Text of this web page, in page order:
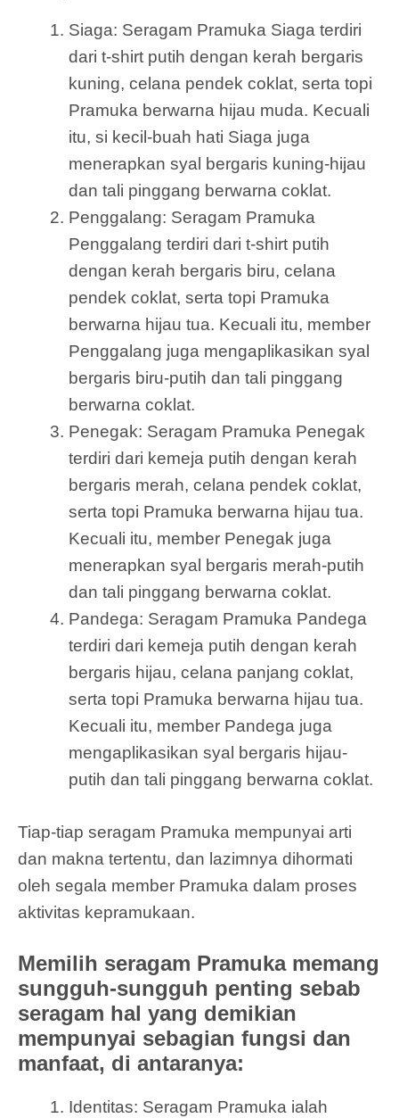
Siaga: Seragam Pramuka Siaga terdiri
dari t-shirt putih dengan kerah bergaris
kuning, celana pendek coklat, serta topi
Pramuka berwarna hijau muda. Kecuali
itu, si kecil-buah hati Siaga juga
menerapkan syal bergaris kuning-hijau
dan tali pinggang berwarna coklat.
Penggalang: Seragam Pramuka
Penggalang terdiri dari t-shirt putih
dengan kerah bergaris biru, celana
pendek coklat, serta topi Pramuka
berwarna hijau tua. Kecuali itu, member
Penggalang juga mengaplikasikan syal
bergaris biru-putih dan tali pinggang
berwarna coklat.
Penegak: Seragam Pramuka Penegak
terdiri dari kemeja putih dengan kerah
bergaris merah, celana pendek coklat,
serta topi Pramuka berwarna hijau tua.
Kecuali itu, member Penegak juga
menerapkan syal bergaris merah-putih
dan tali pinggang berwarna coklat.
Pandega: Seragam Pramuka Pandega
terdiri dari kemeja putih dengan kerah
bergaris hijau, celana panjang coklat,
serta topi Pramuka berwarna hijau tua.
Kecuali itu, member Pandega juga
mengaplikasikan syal bergaris hijau-
putih dan tali pinggang berwarna coklat.
Tiap-tiap seragam Pramuka mempunyai arti
dan makna tertentu, dan lazimnya dihormati
oleh segala member Pramuka dalam proses
aktivitas kepramukaan.
Memilih seragam Pramuka memang
sungguh-sungguh penting sebab
seragam hal yang demikian
mempunyai sebagian fungsi dan
manfaat, di antaranya:
Identitas: Seragam Pramuka ialah